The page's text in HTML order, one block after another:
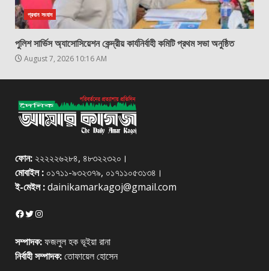
প্রধান সংবাদ
পুলিশ সার্ভিস অ্যাসোসিয়েশন কেন্দ্রীয় কার্যনির্বাহী কমিটি প্রথম সভা অনুষ্ঠিত
August 7, 2026 10:16 AM
ফোন: ২২২২২৬২৮৪, ৪৮৩২২৩২০।
মোবাইল : ০১৭১১-৯৩২৩৭৯, ০১৭১১০৫৩১৩৪।
ই-মেইল :dainikamarkagoj@gmail.com
Facebook
Twitter
Instagram
সম্পাদক:ফজলুল হক ভূইয়া রানা
নির্বাহী সম্পাদক:তোফায়েল হোসেন